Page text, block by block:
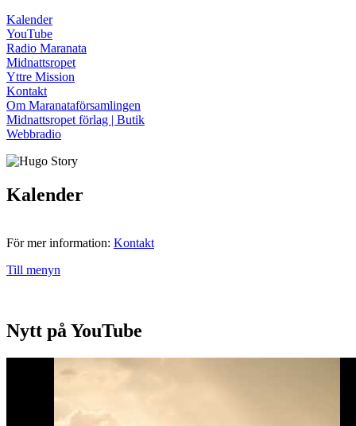
Kalender
YouTube
Radio Maranata
Midnattsropet
Yttre Mission
Kontakt
Om Maranataförsamlingen
Midnattsropet förlag | Butik
Webbradio
Kalender
För mer information: Kontakt
Till menyn
Nytt på YouTube